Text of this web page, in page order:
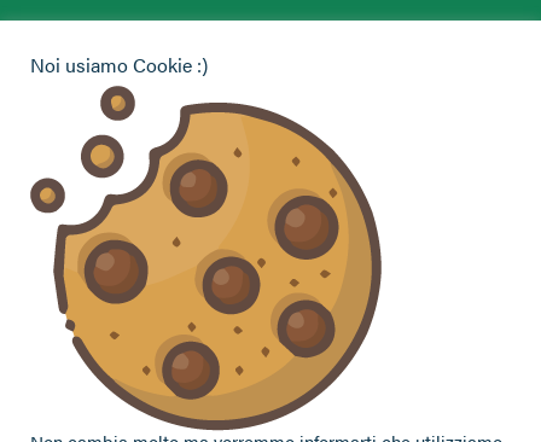
Vuoi contattarci per ricevere assistenza, lasciare un
commento o chiedere informazioni?
CONTATTACI
Seguici sui social
Noi usiamo Cookie :)